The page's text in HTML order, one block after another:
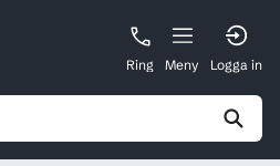
Ring Meny Logga in